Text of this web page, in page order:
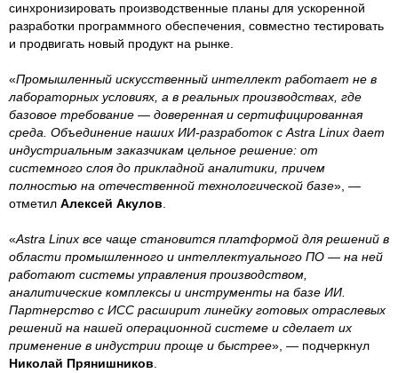
синхронизировать производственные планы для ускоренной
разработки программного обеспечения, совместно тестировать
и продвигать новый продукт на рынке.
«Промышленный искусственный интеллект работает не в
лабораторных условиях, а в реальных производствах, где
базовое требование — доверенная и сертифицированная
среда. Объединение наших ИИ-разработок с Astra Linux дает
индустриальным заказчикам цельное решение: от
системного слоя до прикладной аналитики, причем
полностью на отечественной технологической базе», —
отметил Алексей Акулов
«Astra Linux все чаще становится платформой для решений в
области промышленного и интеллектуального ПО — на ней
работают системы управления производством,
аналитические комплексы и инструменты на базе ИИ.
Партнерство с ИСС расширит линейку готовых отраслевых
решений на нашей операционной системе и сделает их
применение в индустрии проще и быстрее», — подчеркнул
Николай Прянишников